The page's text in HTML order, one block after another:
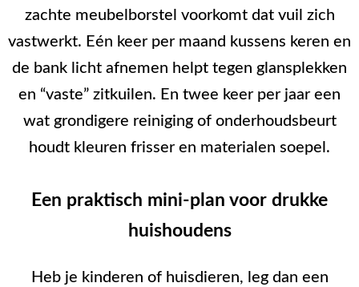
zachte meubelborstel voorkomt dat vuil zich
vastwerkt. Eén keer per maand kussens keren en
de bank licht afnemen helpt tegen glansplekken
en “vaste” zitkuilen. En twee keer per jaar een
wat grondigere reiniging of onderhoudsbeurt
houdt kleuren frisser en materialen soepel.
Een praktisch mini-plan voor drukke
huishoudens
Heb je kinderen of huisdieren, leg dan een